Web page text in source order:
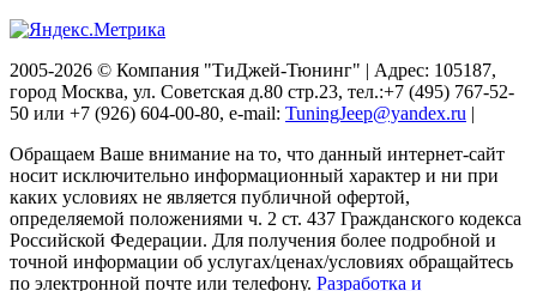
2005-2026 © Компания "ТиДжей-Тюнинг" | Адрес: 105187,
город Москва, ул. Советская д.80 стр.23, тел.:+7 (495) 767-52-
50 или +7 (926) 604-00-80, e-mail: TuningJeep@yandex.ru |
Обращаем Ваше внимание на то, что данный интернет-сайт
носит исключительно информационный характер и ни при
каких условиях не является публичной офертой,
определяемой положениями ч. 2 ст. 437 Гражданского кодекса
Российской Федерации. Для получения более подробной и
точной информации об услугах/ценах/условиях обращайтесь
по электронной почте или телефону. Разработка и